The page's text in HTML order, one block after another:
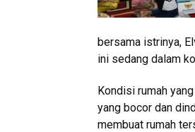
bersama istrinya,
ini sedang dalam
Kondisi rumah
yang bocor dan
membuat rumah